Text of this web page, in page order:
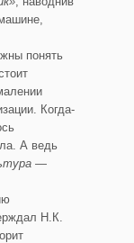
понять
Когда-
А ведь
—
Н.К.